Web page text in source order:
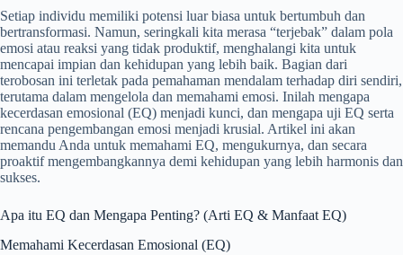
Setiap individu memiliki potensi luar biasa untuk bertumbuh dan
bertransformasi. Namun, seringkali kita merasa “terjebak” dalam pola
emosi atau reaksi yang tidak produktif, menghalangi kita untuk
mencapai impian dan kehidupan yang lebih baik. Bagian dari
terobosan ini terletak pada pemahaman mendalam terhadap diri sendiri,
terutama dalam mengelola dan memahami emosi. Inilah mengapa
kecerdasan emosional (EQ) menjadi kunci, dan mengapa uji EQ serta
rencana pengembangan emosi menjadi krusial. Artikel ini akan
memandu Anda untuk memahami EQ, mengukurnya, dan secara
proaktif mengembangkannya demi kehidupan yang lebih harmonis dan
sukses.
Apa itu EQ dan Mengapa Penting? (Arti EQ & Manfaat EQ)
Memahami Kecerdasan Emosional (EQ)